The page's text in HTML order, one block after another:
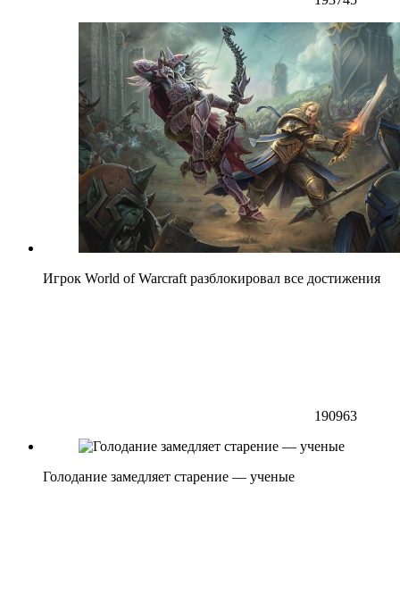
Игрок World of Warcraft разблокировал все достижения
190963
Голодание замедляет старение — ученые